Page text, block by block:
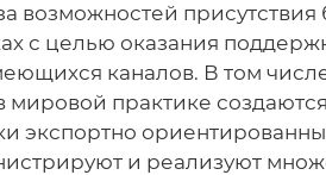
возможностей присутствия
с целью оказания
каналов. В том
мировой практике
экспортно
и реализуют